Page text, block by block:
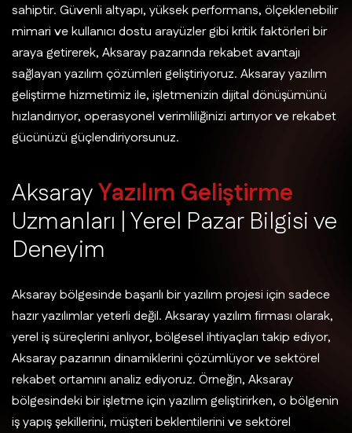
sahiptir. Güvenli altyapı, yüksek performans, ölçeklenebilir
mimari ve kullanıcı dostu arayüzler gibi kritik faktörleri bir
araya getirerek, Aksaray pazarında rekabet avantajı
sağlayan yazılım çözümleri geliştiriyoruz. Aksaray yazılım
geliştirme hizmetimiz ile, işletmenizin dijital dönüşümünü
hızlandırıyor, operasyonel verimliliğinizi artırıyor ve rekabet
gücünüzü güçlendiriyorsunuz.
AksarayYazılım Geliştirme
Uzmanları |Yerel Pazar Bilgisive
Deneyim
Aksaray bölgesinde başarılı bir yazılım projesi için sadece
hazır yazılımlar yeterli değil. Aksaray yazılım firması olarak,
yerel iş süreçlerini anlıyor, bölgesel ihtiyaçları takip ediyor,
Aksaray pazarının dinamiklerini çözümlüyor ve sektörel
rekabet ortamını analiz ediyoruz. Örneğin, Aksaray
bölgesindeki bir işletme için yazılım geliştirirken, o bölgenin
iş yapış şekillerini, müşteri beklentilerini ve sektörel